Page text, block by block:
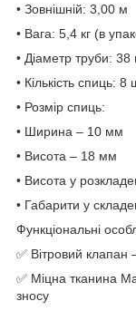
• Зовнішній: 3,00 м
• Вага: 5,4 кг (в
• Діаметр труби:
• Кількість спиць: 8
• Розмір спиць:
• Ширина – 10 мм
• Висота – 18 мм
• Висота у
• Габарити у
Функціональні
✅ Вітровий клапан
✅ Міцна тканина
зносу